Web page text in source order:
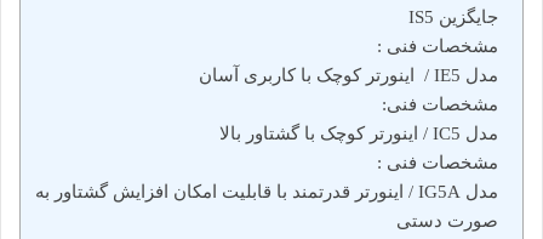
جایگزین IS5
مشخصات فنی :
مدل IE5 / اینورتر کوچک با کاربری آسان
مشخصات فنی:
مدل IC5 / اینورتر کوچک با گشتاور بالا
مشخصات فنی :
مدل IG5A / اینورتر قدرتمند با قابلیت امکان افزایش گشتاور به
صورت دستی